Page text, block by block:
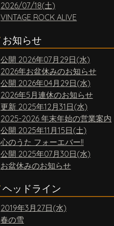
2026/07/18(土)
VINTAGE ROCK ALIVE
お知らせ
公開 2026年07月29日(水)
2026年お盆休みのお知らせ
公開 2026年04月29日(水)
2026年5月連休のお知らせ
更新 2025年12月31日(水)
2025-2026 年末年始の営業案内
公開 2025年11月15日(土)
心のうた フォーエバー!!
公開 2025年07月30日(水)
お盆休みのお知らせ
ヘッドライン
2019年3月27日(水)
春の雪